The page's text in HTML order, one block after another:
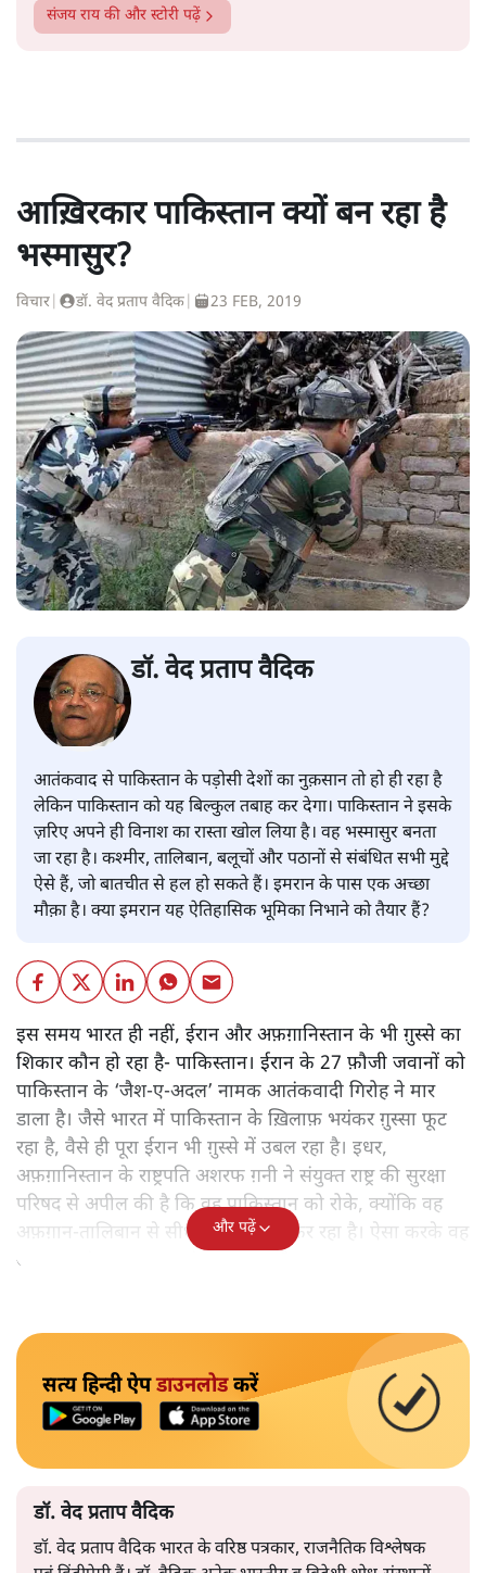
संजय रायकी और स्टोरी पढ़ें
आख़िरकार पाकिस्तान क्यों बन रहा है
भस्मासुर?
विचार डॉ. वेद प्रताप वैदिक 23 FEB, 2019
डॉ. वेद प्रताप वैदिक
आतंकवाद से पाकिस्तान के पड़ोसी देशों का नुक़सान तो हो ही रहा है
लेकिन पाकिस्तान को यह बिल्कुल तबाह कर देगा। पाकिस्तान ने इसके
ज़रिए अपने ही विनाश का रास्ता खोल लिया है। वह भस्मासुर बनता
जा रहा है। कश्मीर, तालिबान, बलूचों और पठानों से संबंधित सभी मुद्दे
ऐसे हैं, जो बातचीत से हल हो सकते हैं। इमरान के पास एक अच्छा
मौक़ा है। क्या इमरान यह ऐतिहासिक भूमिका निभाने को तैयार हैं?
इस समय भारत ही नहीं, ईरान और अफ़ग़ानिस्तान के भी ग़ुस्से का
शिकार कौन हो रहा है- पाकिस्तान। ईरान के 27 फ़ौजी जवानों को
पाकिस्तान के ‘जैश-ए-अदल’ नामक आतंकवादी गिरोह ने मार
डाला है। जैसे भारत में पाकिस्तान के ख़िलाफ़ भयंकर ग़ुस्सा फूट
रहा है, वैसे ही पूरा ईरान भी ग़ुस्से में उबल रहा है। इधर,
अफ़ग़ानिस्तान के राष्ट्रपति अशरफ ग़नी ने संयुक्त राष्ट्र की सुरक्षा
परिषद से अपील की है कि वह पाकिस्तान को रोके, क्योंकि व​ह
अफ़ग़ान-तालिबान से सीधे ही सौदेबाज़ी कर रहा है। ऐसा करके वह
अफ़ग़ान-संप्रभुता का उल्लंघन कर रहा है।
और पढ़ें
सत्य हिन्दी ऐपडाउनलोडकरें
डॉ. वेद प्रताप वैदिक
डॉ. वेद प्रताप वैदिक भारत के वरिष्ठ पत्रकार, राजनैतिक विश्लेषक